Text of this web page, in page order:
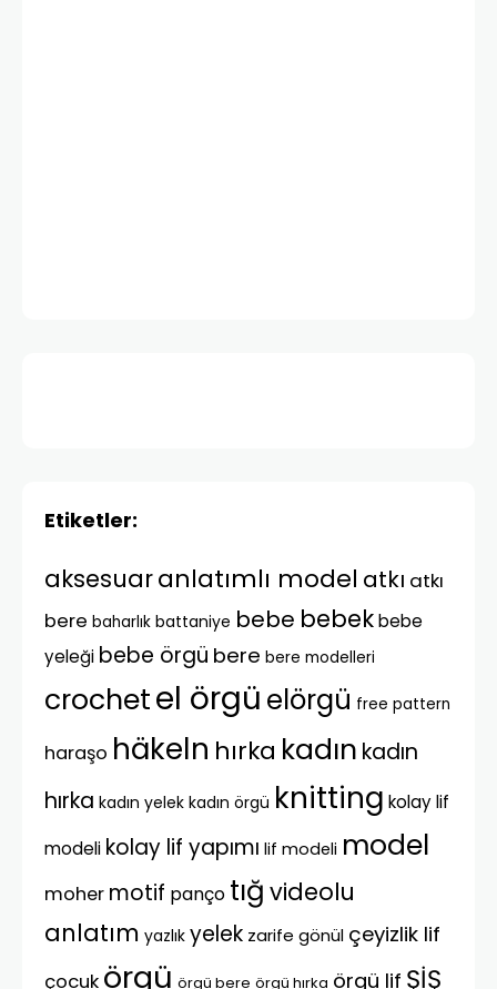
Etiketler:
aksesuaranlatımlı model atkı atkı
bere baharlık battaniye bebe bebekbebe
yeleği bebe örgü bere bere modelleri
crochetel örgü elörgü free pattern
haraşo häkeln hırka kadın kadın
hırka kadın yelek kadın örgü knitting kolay lif
modeli kolay lif yapımı lif modeli model
moher motif panço tığ videolu
anlatım yazlık yelek zarife gönül çeyizlik lif
çocuk örgü örgü bere örgü hırka örgü lif ŞİŞ